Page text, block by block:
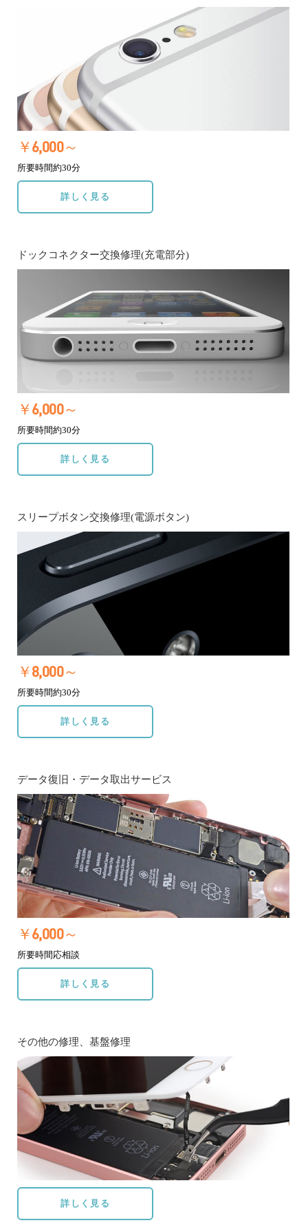
￥6,000～
所要時間約30分
詳しく見る
ドックコネクター交換修理(充電部分)
￥6,000～
所要時間約30分
詳しく見る
スリープボタン交換修理(電源ボタン)
￥8,000～
所要時間約30分
詳しく見る
データ復旧・データ取出サービス
￥6,000～
所要時間応相談
詳しく見る
その他の修理、基盤修理
詳しく見る